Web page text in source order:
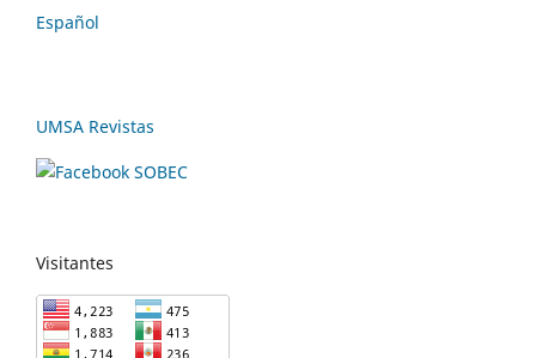
Español
UMSA Revistas
Visitantes